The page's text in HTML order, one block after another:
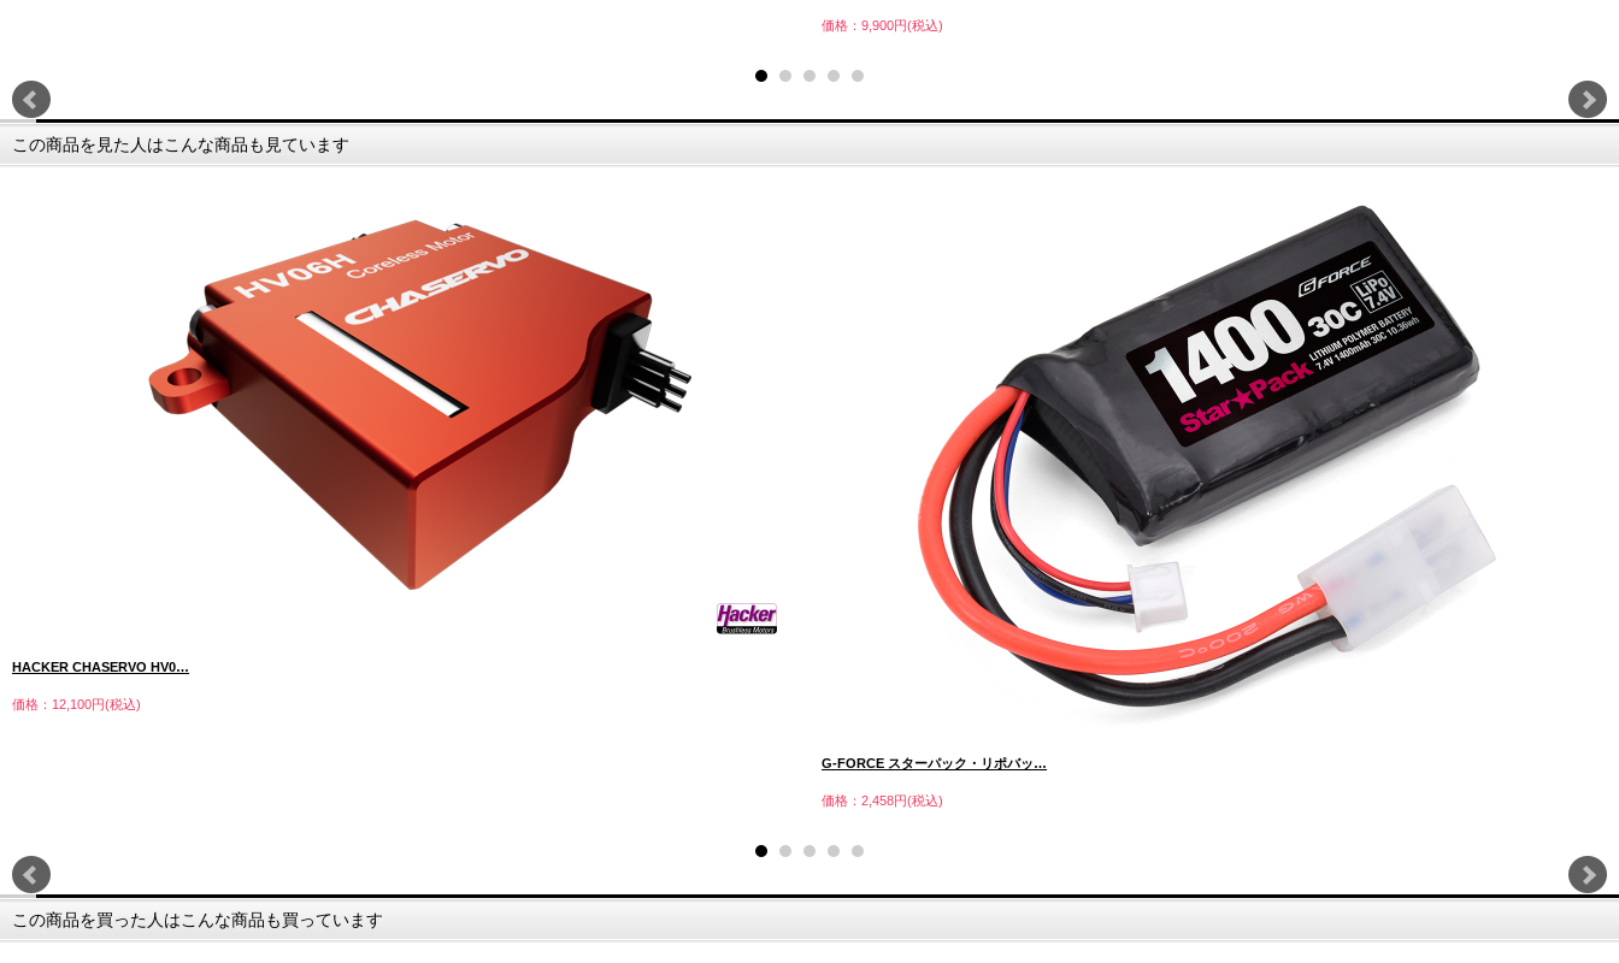
価格：9,900円(税込)
この商品を見た人はこんな商品も見ています
HACKER CHASERVO HV0…
価格：12,100円(税込)
G-FORCE スターパック・リポバッ…
価格：2,458円(税込)
この商品を買った人はこんな商品も買っています